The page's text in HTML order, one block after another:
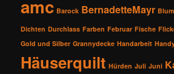
amc Barock BernadetteMayr
Dichten Durchlass Farben Februar Fische
Gold und Silber Grannydecke Handarbeit
Häuserquilt Hürden Juli Juni